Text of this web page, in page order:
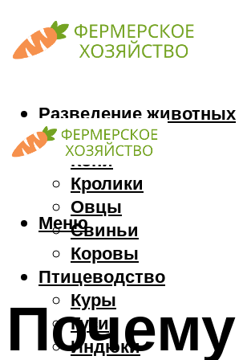
Разведение животных
Козы
Кони
Кролики
Овцы
Свиньи
Коровы
Птицеводство
Куры
Гуси
Индюки
Меню